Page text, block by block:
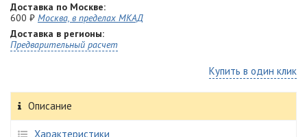
Доставка по Москве:
600 ₽ Москва, в пределах МКАД
Доставка в регионы:
Предварительный расчет
Купить в один клик
Описание
Характеристики